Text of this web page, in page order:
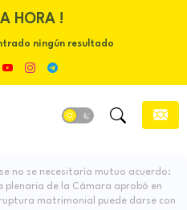
HORA !
ningún resultado
no se necesitaría mutuo acuerdo:
plenaria de la Cámara aprobó en
matrimonial puede darse con